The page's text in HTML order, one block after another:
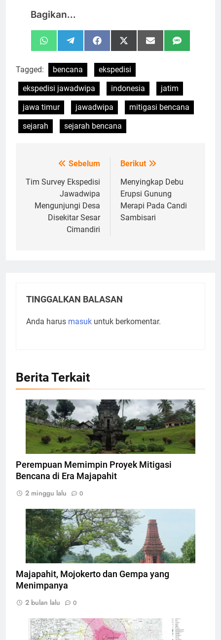
Bagikan...
Share
on
WhatsAppShare
on
TelegramShare
on
FacebookShare
on
X
(Twitter)
Share
on
Email Share
on
SMS
Tagged: bencana
ekspedisi
ekspedisi jawadwipa
indonesia
jatim
jawa timur
jawadwipa
mitigasi bencana
sejarah
sejarah bencana
Navigasi
pos
Sebelum
Tim Survey Ekspedisi
Jawadwipa
Mengunjungi Desa
Disekitar Sesar
Cimandiri
Berikut
Menyingkap Debu
Erupsi Gunung
Merapi Pada Candi
Sambisari
TINGGALKAN BALASAN
Anda harus masuk untuk berkomentar.
Berita Terkait
Candi Sawentar I yang letaknya berada di
bawah lapisan tanah saat ini, Foto: Tim
Ekspedisi Jawadwipa
Perempuan Memimpin Proyek Mitigasi
Bencana di Era Majapahit
2 minggu lalu
0
Foto situs Candi Bajang Ratu, Foto:
Disbudporapar Kabupaten Mojokerto
Majapahit, Mojokerto dan Gempa yang
Menimpanya
2 bulan lalu
0
Peta Kawasan Rawan Bencana Letusan Gunung